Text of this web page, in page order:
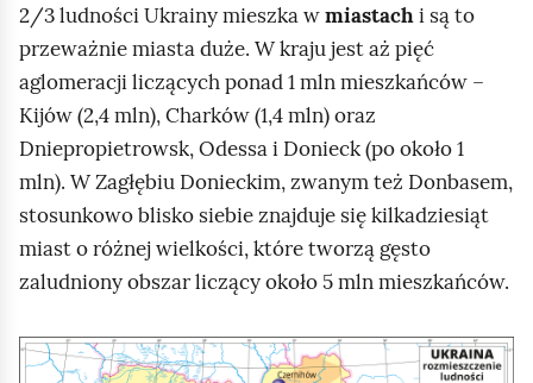
y
c
z
ą
c
e
P
o
l
s
k
2/3 ludności Ukrainy mieszka wmiastachi są to
przeważnie miasta duże. W kraju jest aż pięć
aglomeracji liczących ponad 1 mln mieszkańców –
Kijów (2,4 mln), Charków (1,4 mln) oraz
Dniepropietrowsk, Odessa i Donieck (po około 1
mln). W Zagłębiu Donieckim, zwanym też Donbasem,
stosunkowo blisko siebie znajduje się kilkadziesiąt
miast o różnej wielkości, które tworzą gęsto
zaludniony obszar liczący około 5 mln mieszkańców.
K